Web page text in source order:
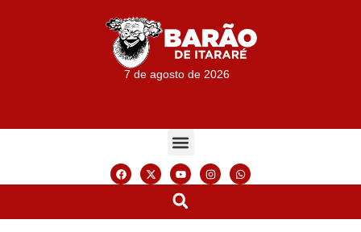
7 de agosto de 2026